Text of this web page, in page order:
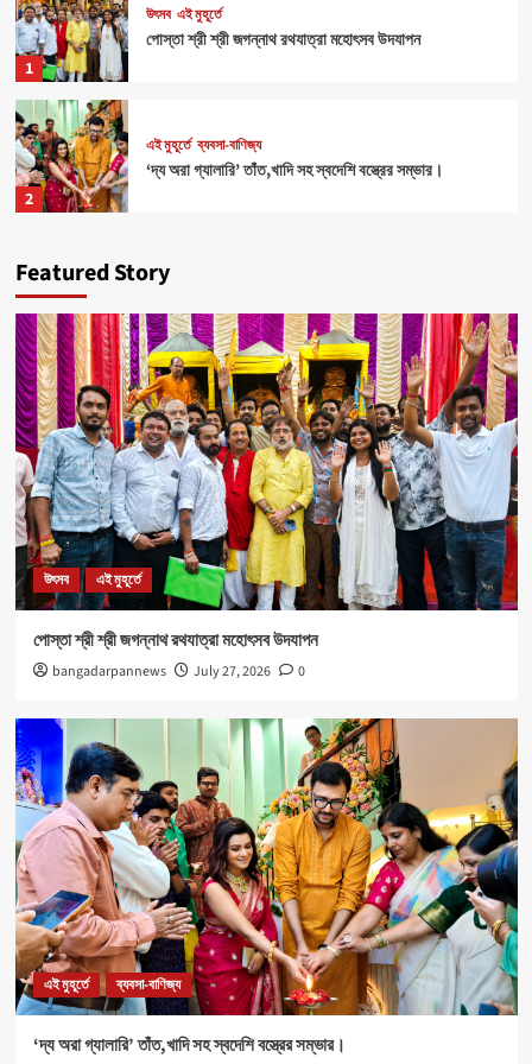
1
উৎসব এই মুহূর্তে
পোস্তা শ্রী শ্রী জগন্নাথ রথযাত্রা মহোৎসব উদযাপন
2
এই মুহূর্তে ব্যবসা-বাণিজ্য
‘দ্য অরা গ্যালারি’ তাঁত,খাদি সহ স্বদেশি বস্ত্রের সম্ভার।
3
Health
4
Sports এই মুহূর্তে
মহিলাদের আত্মনির্ভরতা রক্ষার জন্য বিশেষ ক্যাম্পের ব্যবস্থা।
উৎসব এই মুহূর্তে
নবযুবক সংঘ এবং শীতলা স্পোর্টিং ক্লাবের যৌথ উদ্যোগে রক্তদান
শিবির আয়োজিত।
1
উৎসব এই মুহূর্তে
2
এই মুহূর্তে ব্যবসা-বাণিজ্য
‘দ্য অরা গ্যালারি’ তাঁত,খাদি সহ স্বদেশি বস্ত্রের সম্ভার।
3
Health এই মুহূর্তে
৪০০ পড়ুয়ার হাতে ‘রিলোড ভাইটাল ইলেক্ট্রোলাইটস’ (অরেঞ্জ জুস)
Sports এই মুহূর্তে
Featured Story
উৎসব এই মুহূর্তে
পোস্তা শ্রী শ্রী জগন্নাথ রথযাত্রা মহোৎসব উদযাপন
bangadarpannews July 27, 2026 0
এই মুহূর্তে ব্যবসা-বাণিজ্য
‘দ্য অরা গ্যালারি’ তাঁত,খাদি সহ স্বদেশি বস্ত্রের সম্ভার।